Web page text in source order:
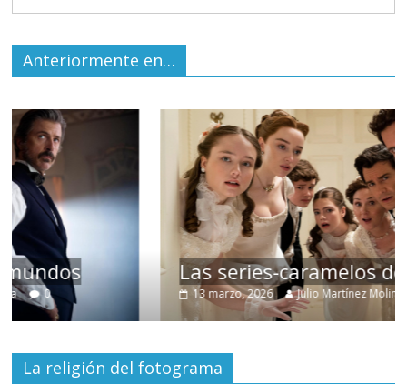
Anteriormente en…
Las series-caramelos de Shondaland
13 marzo, 2026 Julio Martínez Molina 0
La religión del fotograma